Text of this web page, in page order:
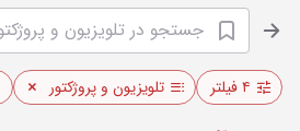
۴ فیلتر تلویزیون و پروژکتور